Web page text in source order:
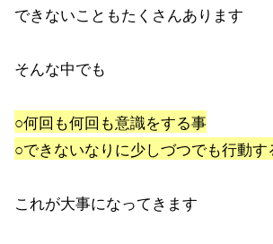
できないこともたくさんあります
そんな中でも
○何回も何回も意識をする事
○できないなりに少しづつでも行動す
これが大事になってきます